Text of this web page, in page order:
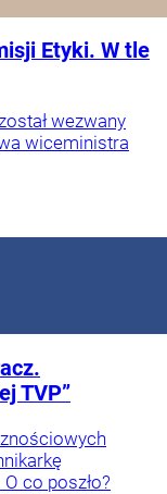
Etyki. W tle
wezwany
wiceministra
TVP”
co poszło?